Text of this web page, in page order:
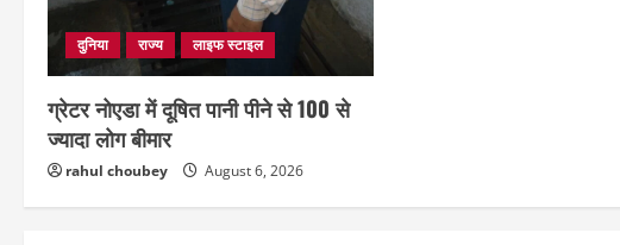
दुनिया राज्य लाइफ स्टाइल
ग्रेटर नोएडा में दूषित पानी पीने से 100 से
ज्यादा लोग बीमार
rahul choubey August 6, 2026